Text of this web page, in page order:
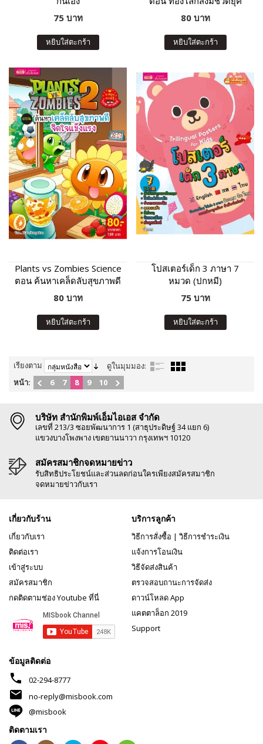
75 บาท
หยิบใส่ตะกร้า
ก่อนประวัติศาสตร์
80 บาท
หยิบใส่ตะกร้า
Plants vs Zombies Science
ตอน ค้นหาเคล็ดลับสุขภาพดี
จิตใจแข็งแรง
80 บาท
หยิบใส่ตะกร้า
โปสเตอร์เด็ก 3 ภาษา 7
หมวด (ปกหมี)
75 บาท
หยิบใส่ตะกร้า
เรียงตาม
ดูในมุมมอง:
หน้า:
6 7 8 9 10
บริษัท สำนักพิมพ์เอ็มไอเอส จำกัด
เลขที่ 213/3 ซอยพัฒนาการ 1 (สาธุประดิษฐ์ 34 แยก 6)
แขวงบางโพงพาง เขตยานนาวา กรุงเทพฯ 10120
สมัครสมาชิกจดหมายข่าว
รับสิทธิประโยชน์และส่วนลดก่อนใครเพียงสมัครสมาชิก
จดหมายข่าวกับเรา
เกี่ยวกับร้าน
เกี่ยวกับเรา
ติดต่อเรา
เข้าสู่ระบบ
สมัครสมาชิก
กดติดตามช่อง Youtube ที่นี่
บริการลูกค้า
วิธีการสั่งซื้อ | วิธีการชำระเงิน
แจ้งการโอนเงิน
วิธีจัดส่งสินค้า
ตรวจสอบถานะการจัดส่ง
ดาวน์โหลด App
แคตตาล็อก 2019
Support
ข้อมูลติดต่อ
phone 02-294-8777
mail
no-reply@misbook.com
@misbook
ติดตามเรา